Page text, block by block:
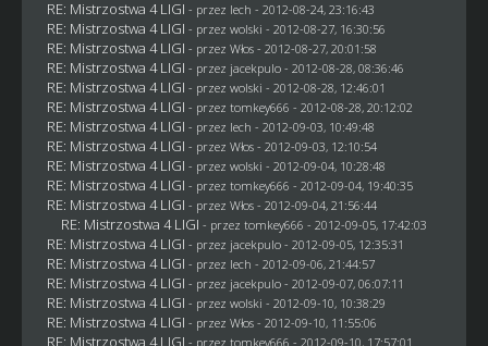
RE: Mistrzostwa 4 LIGI - przez lech - 2012-08-24, 23:16:43
RE: Mistrzostwa 4 LIGI - przez wolski - 2012-08-27, 16:30:56
RE: Mistrzostwa 4 LIGI - przez Włos- 2012-08-27, 20:01:58
RE: Mistrzostwa 4 LIGI - przez jacekpulo- 2012-08-28, 08:36:46
RE: Mistrzostwa 4 LIGI - przez wolski - 2012-08-28, 12:46:01
RE: Mistrzostwa 4 LIGI - przez tomkey666 - 2012-08-28, 20:12:02
RE: Mistrzostwa 4 LIGI - przez lech - 2012-09-03, 10:49:48
RE: Mistrzostwa 4 LIGI - przez Włos- 2012-09-03, 12:10:54
RE: Mistrzostwa 4 LIGI - przez wolski - 2012-09-04, 10:28:48
RE: Mistrzostwa 4 LIGI - przez tomkey666 - 2012-09-04, 19:40:35
RE: Mistrzostwa 4 LIGI - przez Włos- 2012-09-04, 21:56:44
RE: Mistrzostwa 4 LIGI - przez tomkey666 - 2012-09-05, 17:42:03
RE: Mistrzostwa 4 LIGI - przez jacekpulo- 2012-09-05, 12:35:31
RE: Mistrzostwa 4 LIGI - przez lech - 2012-09-06, 21:44:57
RE: Mistrzostwa 4 LIGI - przez jacekpulo- 2012-09-07, 06:07:11
RE: Mistrzostwa 4 LIGI - przez wolski - 2012-09-10, 10:38:29
RE: Mistrzostwa 4 LIGI - przez Włos- 2012-09-10, 11:55:06
RE: Mistrzostwa 4 LIGI - przez tomkey666 - 2012-09-10, 17:57:01